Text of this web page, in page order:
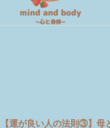
【運が良い人の法則③】母